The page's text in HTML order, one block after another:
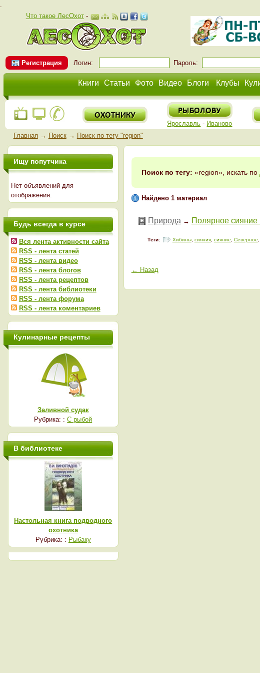
.
Что такое ЛесОхот-
Регистрация Логин: Пароль:
Книги Статьи Фото Видео Блоги Клубы
Ярославль - Иваново
Главная→ Поиск→ Поиск по тегу "region"
Поиск по тегу: «region», искать по
Найдено 1 материал
Природа→ Полярное сияние
Теги: Хибины, сияния, сияние Северное
← Назад
Ищу попутчика
Нет объявлений для
отображения.
Будь всегда в курсе
Вся лента активности сайта
RSS - лента статей
RSS - лента видео
RSS - лента блогов
RSS - лента рецептов
RSS - лента библиотеки
RSS - лента форума
RSS - лента коментариев
Кулинарные рецепты
Заливной судак
Рубрика: :С рыбой
В библиотеке
Настольная книга подводного
охотника
Рубрика: : Рыбаку